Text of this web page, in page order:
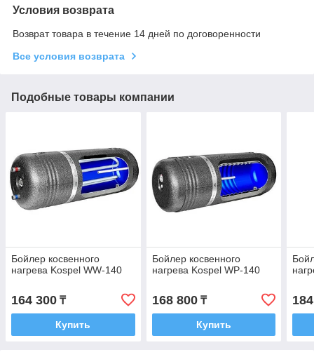
Условия возврата
Возврат товара в течение 14 дней по договоренности
Все условия возврата
Подобные товары компании
Бойлер косвенного
нагрева Kospel WW-140
164 300 ₸
Купить
Бойлер косвенного
нагрева Kospel WP-140
168 800₸
Купить